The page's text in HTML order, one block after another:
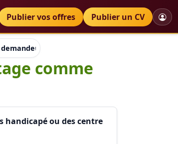
Petites annonces
Publier vos offres Publier un CV
un éventuel poste ou stage comme
comme
handicapé ou des centre